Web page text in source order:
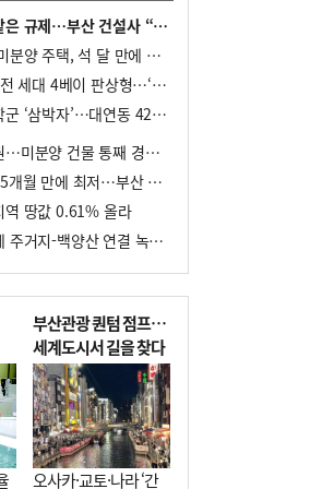
수도권과 다른데 같은 규제…부산 건설사 “쓰러지기 직전”
부산지역 준공 후 미분양 주택, 석 달 만에 다시 3000가구 넘어서
대연·문현 생활권, 전 세대 4베이 판상형…‘더샵 트리센트’ 내달 분양
더블역세권·평지·학군 ‘삼박자’…대연동 42층 브랜드 단지
바닥 모를 부산상권…미분양 건물 통째 경매도
전국 청약경쟁률 35개월 만에 최저…부산 미분양 ‘적체’ 심화
역 땅값 0.61% 올라
부산 개금·당감동에 주거지-백양산 연결 녹지 조성
부산관광 퀀텀 점프…
세계도시서 길을 찾다
오사카·교토·나라 ‘간